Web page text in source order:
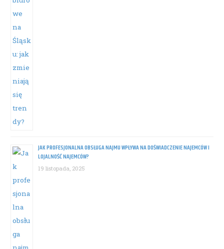
JAK PROFESJONALNA OBSŁUGA NAJMU WPŁYWA NA DOŚWIADCZENIE NAJEMCÓW I
LOJALNOŚĆ NAJEMCÓW?
19 listopada, 2025